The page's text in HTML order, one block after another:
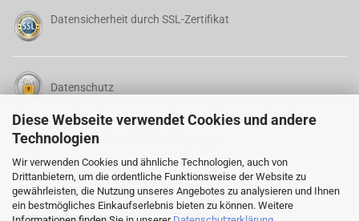
Diese Webseite verwendet Cookies und andere
Technologien
Wir verwenden Cookies und ähnliche Technologien, auch von
Drittanbietern, um die ordentliche Funktionsweise der Website zu
gewährleisten, die Nutzung unseres Angebotes zu analysieren und Ihnen
ein bestmögliches Einkaufserlebnis bieten zu können. Weitere
Datensicherheit durch SSL-Zertifikat
Datenschutz
Allgemeine Geschäftsbedingungen